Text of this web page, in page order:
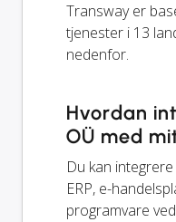
Transway er
tjenester i 13
nedenfor.
Hvordan
OÜ med
Du kan
ERP, e-
programvare